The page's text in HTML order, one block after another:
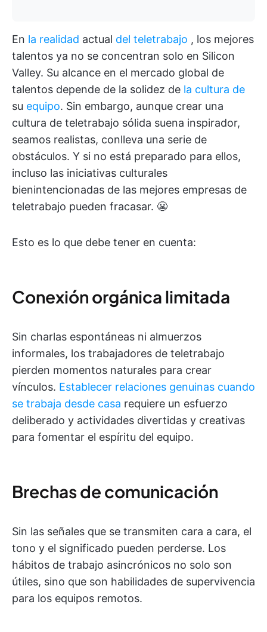
En la realidad actual del teletrabajo , los mejores
talentos ya no se concentran solo en Silicon
Valley. Su alcance en el mercado global de
talentos depende de la solidez de la cultura de
su equipo. Sin embargo, aunque crear una
cultura de teletrabajo sólida suena inspirador,
seamos realistas, conlleva una serie de
obstáculos. Y si no está preparado para ellos,
incluso las iniciativas culturales
bienintencionadas de las mejores empresas de
teletrabajo pueden fracasar. 😬
Esto es lo que debe tener en cuenta:
Conexión orgánica limitada
Sin charlas espontáneas ni almuerzos
informales, los trabajadores de teletrabajo
pierden momentos naturales para crear
vínculos. Establecer relaciones genuinas cuando
se trabaja desde casa requiere un esfuerzo
deliberado y actividades divertidas y creativas
para fomentar el espíritu del equipo.
Brechas de comunicación
Sin las señales que se transmiten cara a cara, el
tono y el significado pueden perderse. Los
hábitos de trabajo asincrónicos no solo son
útiles, sino que son habilidades de supervivencia
para los equipos remotos.